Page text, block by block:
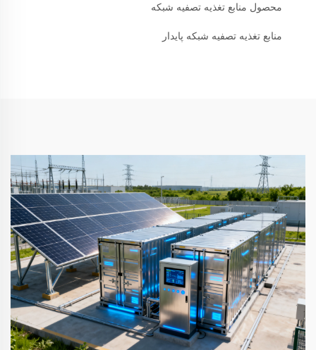
محصول منابع تغذیه تصفیه شبکه
منابع تغذیه تصفیه شبکه پایدار